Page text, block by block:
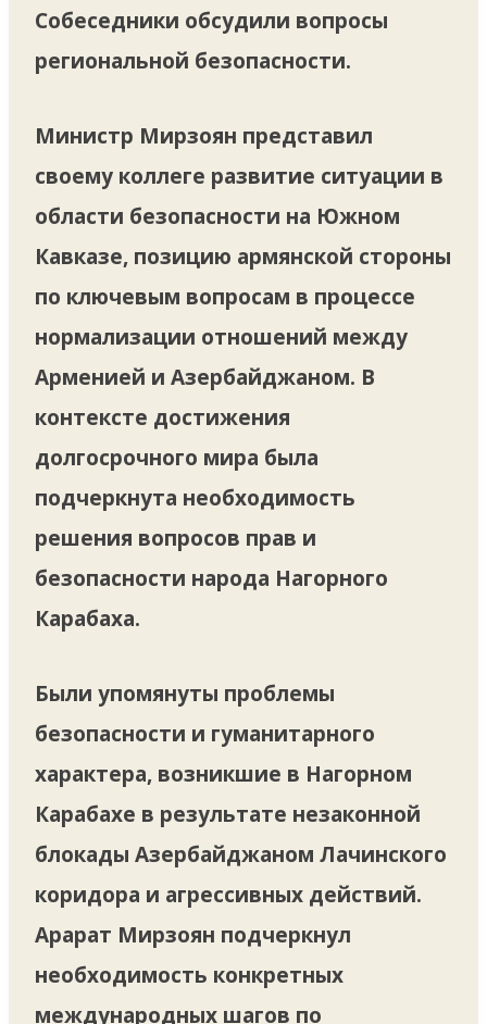
Собеседники обсудили вопросы
региональной безопасности.
Министр Мирзоян представил
своему коллеге развитие ситуации в
области безопасности на Южном
Кавказе, позицию армянской стороны
по ключевым вопросам в процессе
нормализации отношений между
Арменией и Азербайджаном. В
контексте достижения
долгосрочного мира была
подчеркнута необходимость
решения вопросов прав и
безопасности народа Нагорного
Карабаха.
Были упомянуты проблемы
безопасности и гуманитарного
характера, возникшие в Нагорном
Карабахе в результате незаконной
блокады Азербайджаном Лачинского
коридора и агрессивных действий.
Арарат Мирзоян подчеркнул
необходимость конкретных
международных шагов по